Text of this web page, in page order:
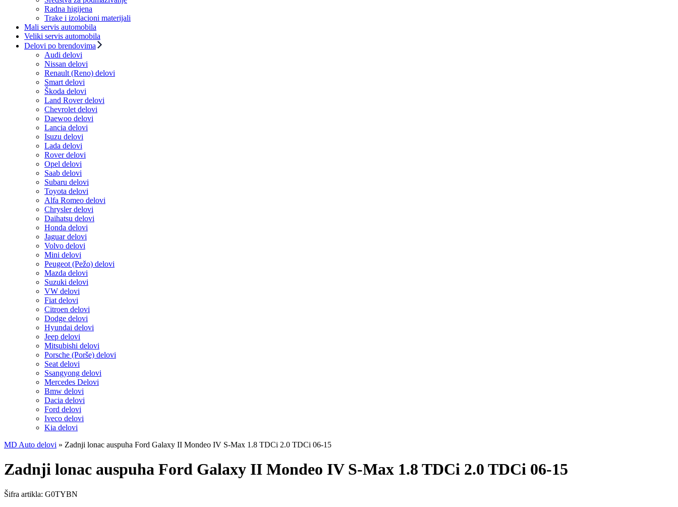
Radna higijena
Trake i izolacioni materijali
Mali servis automobila
Veliki servis automobila
Delovi po brendovima
Audi delovi
Nissan delovi
Renault (Reno) delovi
Smart delovi
Škoda delovi
Land Rover delovi
Chevrolet delovi
Daewoo delovi
Lancia delovi
Isuzu delovi
Lada delovi
Rover delovi
Opel delovi
Saab delovi
Subaru delovi
Toyota delovi
Alfa Romeo delovi
Chrysler delovi
Daihatsu delovi
Honda delovi
Jaguar delovi
Volvo delovi
Mini delovi
Peugeot (Pežo) delovi
Mazda delovi
Suzuki delovi
VW delovi
Fiat delovi
Citroen delovi
Dodge delovi
Hyundai delovi
Jeep delovi
Mitsubishi delovi
Porsche (Porše) delovi
Seat delovi
Ssangyong delovi
Mercedes Delovi
Bmw delovi
Dacia delovi
Ford delovi
Iveco delovi
Kia delovi
MD Auto delovi » Zadnji lonac auspuha Ford Galaxy II Mondeo IV S-Max 1.8 TDCi 2.0 TDCi 06-15
Zadnji lonac auspuha Ford Galaxy II Mondeo IV S-Max 1.8 TDCi 2.0 TDCi 06-15
Šifra artikla: G0TYBN